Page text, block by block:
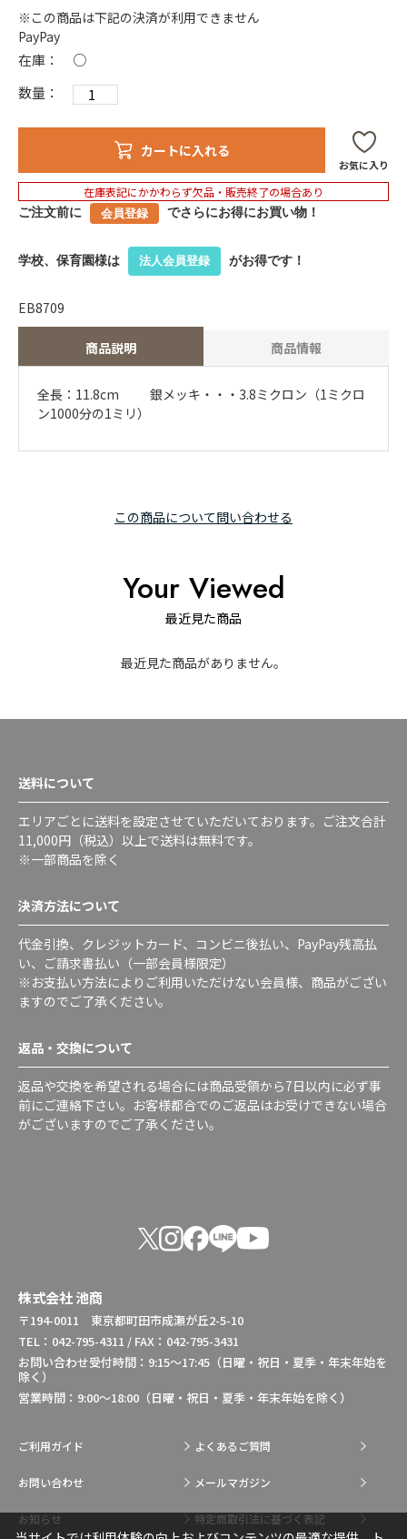
※この商品は下記の決済が利用できません
PayPay
在庫：
○
数量：
カートに入れる
お気に入り
在庫表記にかかわらず欠品・販売終了の場合あり
ご注文前に 会員登録 でさらにお得にお買い物！
学校、保育園様は 法人会員登録 がお得です！
商品説明 商品情報
全長：11.8cm 銀メッキ・・・3.8ミクロン（1ミクロ
ン1000分の1ミリ）
この商品について問い合わせる
EB8709
Your Viewed
最近見た商品
最近見た商品がありません。
送料について
エリアごとに送料を設定させていただいております。ご注文合計
11,000円（税込）以上で送料は無料です。
※一部商品を除く
決済方法について
代金引換、クレジットカード、コンビニ後払い、PayPay残高払
い、ご請求書払い（一部会員様限定）
※お支払い方法によりご利用いただけない会員様、商品がござい
ますのでご了承ください。
返品・交換について
返品や交換を希望される場合には商品受領から7日以内に必ず事
前にご連絡下さい。お客様都合でのご返品はお受けできない場合
がございますのでご了承ください。
株式会社 池商
〒194-0011 東京都町田市成瀬が丘2-5-10
TEL：042-795-4311 / FAX：042-795-3431
お問い合わせ受付時間：9:15～17:45（日曜・祝日・夏季・年末年始を
除く）
営業時間：9:00～18:00（日曜・祝日・夏季・年末年始を除く）
ご利用ガイド よくあるご質問
お問い合わせ メールマガジン
お知らせ 特定商取引法に基づく表記